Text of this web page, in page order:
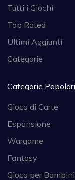
Tutti i Giochi
Top Rated
Ultimi Aggiunti
Categorie
Categorie Popolari
Gioco di Carte
Espansione
Wargame
Fantasy
Gioco per Bambini